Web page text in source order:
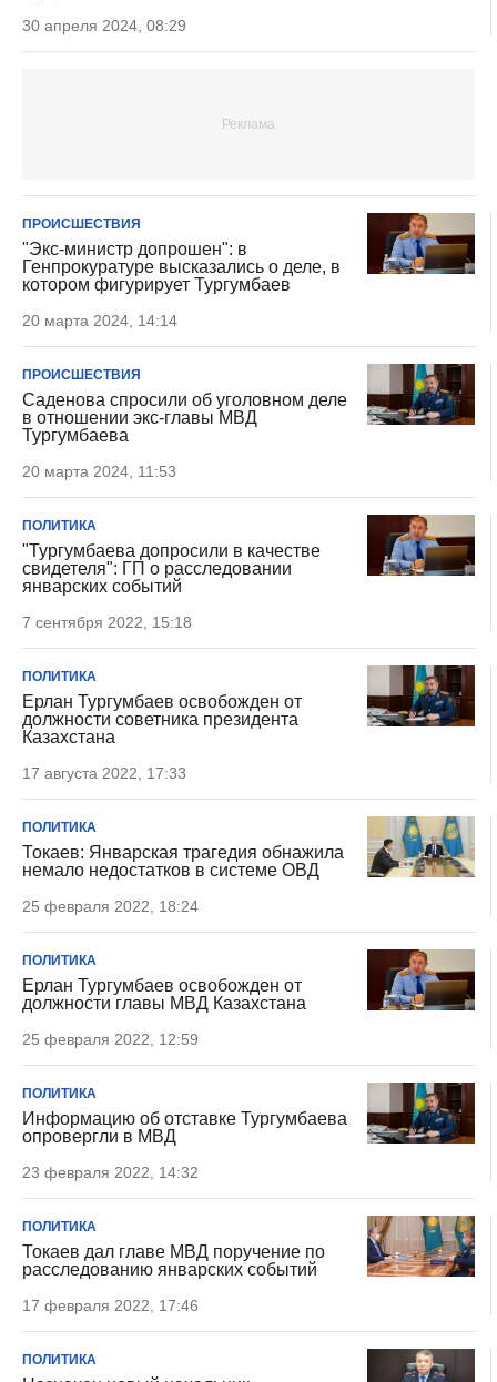
30 апреля 2024, 08:29
ПРОИСШЕСТВИЯ
"Экс-министр допрошен": в
Генпрокуратуре высказались о деле, в
котором фигурирует Тургумбаев
20 марта 2024, 14:14
ПРОИСШЕСТВИЯ
Саденова спросили об уголовном деле
в отношении экс-главы МВД
Тургумбаева
20 марта 2024, 11:53
ПОЛИТИКА
"Тургумбаева допросили в качестве
свидетеля": ГП о расследовании
январских событий
7 сентября 2022, 15:18
ПОЛИТИКА
Ерлан Тургумбаев освобожден от
должности советника президента
Казахстана
17 августа 2022, 17:33
ПОЛИТИКА
Токаев: Январская трагедия обнажила
немало недостатков в системе ОВД
25 февраля 2022, 18:24
ПОЛИТИКА
Ерлан Тургумбаев освобожден от
должности главы МВД Казахстана
25 февраля 2022, 12:59
ПОЛИТИКА
Информацию об отставке Тургумбаева
опровергли в МВД
23 февраля 2022, 14:32
ПОЛИТИКА
Токаев дал главе МВД поручение по
расследованию январских событий
17 февраля 2022, 17:46
ПОЛИТИКА